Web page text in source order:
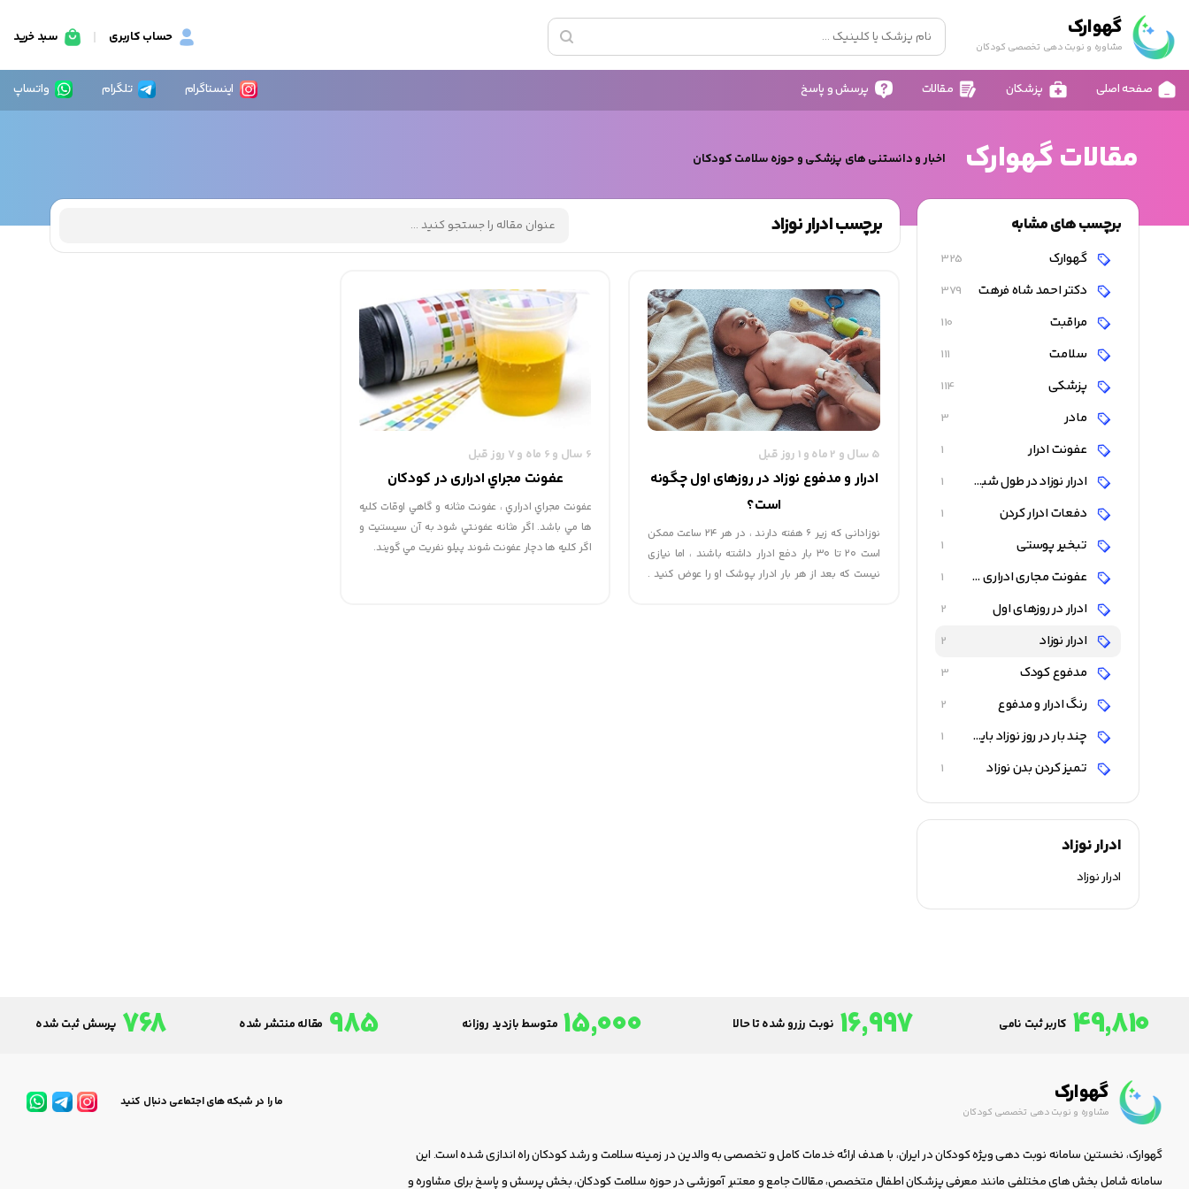
گهوارک
مشاوره و نوبت دهی تخصصی کودکان
حساب کاربری سبد خرید
صفحه اصلی پزشکان مقالات پرسش و پاسخ اینستاگرام تلگرام واتساپ
مقالات گهوارک اخبار و دانستنی های پزشکی و حوزه سلامت کودکان
برچسب های مشابه
گهوارک 325
دکتر احمد شاه فرهت 379
مراقبت 110
سلامت 111
پزشکی 114
مادر 3
عفونت ادرار 1
ادرار نوزاد در طول شبانه روز 1
دفعات ادرار کردن 1
تبخیر پوستی 1
عفونت مجاری ادراری در کودکان 1
ادرار در روزهای اول 2
ادرار نوزاد 2
مدفوع کودک 3
رنگ ادرار و مدفوع 2
چند بار در روز نوزاد باید ادرار کند ؟ 1
تمیز کردن بدن نوزاد 1
ادرار نوزاد
ادرار نوزاد
برچسب ادرار نوزاد
5 سال و 2 ماه و 1 روز قبل
ادرار و مدفوع نوزاد در روزهای اول چگونه
است؟
نوزادانی که زیر ۶ هفته دارند ، در هر ۲۴ ساعت ممکن
است ۲۰ تا ۳۰ بار دفع ادرار داشته باشند ، اما نیازی
نیست که بعد از هر بار ادرار پوشک او را عوض کنید .
6 سال و 6 ماه و 7 روز قبل
عفونت مجراي ادراری در کودکان
عفونت مجراي ادراري ، عفونت مثانه و گاهي اوقات كليه
ها مي باشد. اگر مثانه عفونتي شود به آن سيستيت و
اگر كليه ها دچار عفونت شوند پيلو نفريت مي گويند.
49,810 کاربر ثبت نامی 16,997 نوبت رزرو شده تا حالا 15,000 متوسط بازدید روزانه 985 مقاله منتشر شده 768 پرسش ثبت شده
گهوارک
مشاوره و نوبت دهی تخصصی کودکان
ما را در شبکه های اجتماعی دنبال کنید
گهوارک، نخستین سامانه نوبت دهی ویژه کودکان در ایران، با هدف ارائه خدمات کامل و تخصصی به والدین در زمینه سلامت و رشد کودکان راه اندازی شده است. این
سامانه شامل بخش های مختلفی مانند معرفی پزشکان اطفال متخصص، مقالات جامع و معتبر آموزشی در حوزه سلامت کودکان، بخش پرسش و پاسخ برای مشاوره و